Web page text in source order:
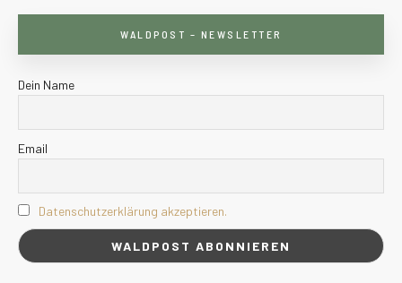
WALDPOST – NEWSLETTER
Dein Name
Email
Datenschutzerklärung akzeptieren.